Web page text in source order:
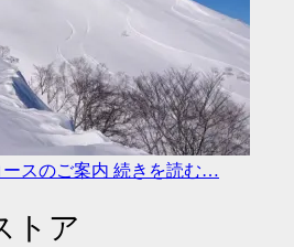
スのご案内 続きを読む…
トア